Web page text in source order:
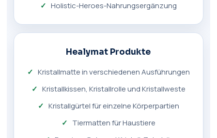
Holistic-Heroes-Nahrungsergänzung
Healymat Produkte
Kristallmatte in verschiedenen Ausführungen
Kristallkissen, Kristallrolle und Kristallweste
Kristallgürtel für einzelne Körperpartien
Tiermatten für Haustiere